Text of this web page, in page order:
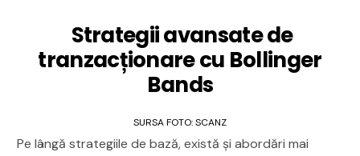
Strategii avansate de
tranzacționare cu Bollinger
Bands
SURSA FOTO: SCANZ
Pe lângă strategiile de bază, există și abordări mai